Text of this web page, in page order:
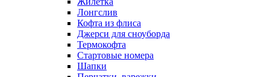
Лонгслив
Кофта из флиса
Джерси для сноуборда
Термокофта
Стартовые номера
Шапки